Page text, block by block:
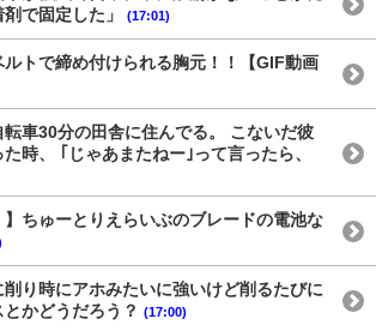
で固定した」
(17:01)
トで締め付けられる胸元！！【GIF動画
車30分の田舎に住んでる。 こないだ彼
時、 ｢じゃあまたねー｣って言ったら、
】ちゅーとりえらいぶのブレードの電池な
削り時にアホみたいに強いけど削るたびに
かどうだろう？ (17:00)